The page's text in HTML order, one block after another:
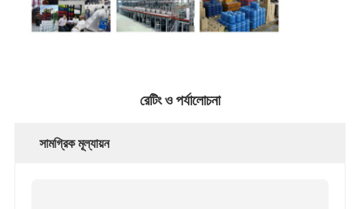
রেটিং ও পর্যালোচনা
সামগ্রিক মূল্যায়ন